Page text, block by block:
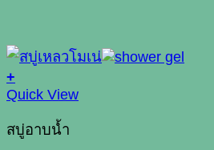
+
Quick View
สบู่อาบน้ำ